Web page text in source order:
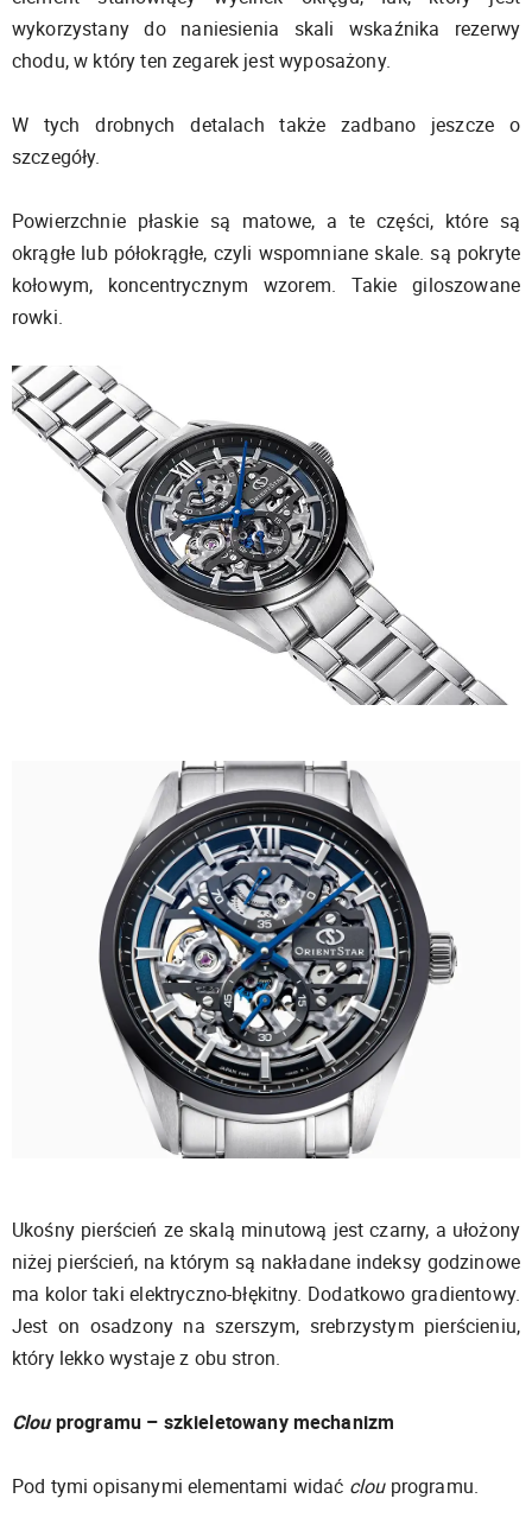
wykorzystany do naniesienia skali wskaźnika rezerwy
chodu, w który ten zegarek jest wyposażony.
W tych drobnych detalach także zadbano jeszcze o
szczegóły.
Powierzchnie płaskie są matowe, a te części, które są
okrągłe lub półokrągłe, czyli wspomniane skale. są pokryte
kołowym, koncentrycznym wzorem. Takie giloszowane
rowki.
Ukośny pierścień ze skalą minutową jest czarny, a ułożony
niżej pierścień, na którym są nakładane indeksy godzinowe
ma kolor taki elektryczno-błękitny. Dodatkowo gradientowy.
Jest on osadzony na szerszym, srebrzystym pierścieniu,
który lekko wystaje z obu stron.
Clouprogramu – szkieletowany mechanizm
Pod tymi opisanymi elementami widać clouprogramu.